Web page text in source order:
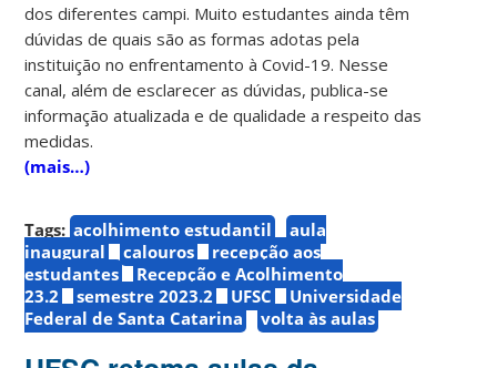
dos diferentes campi. Muito estudantes ainda têm
dúvidas de quais são as formas adotas pela
instituição no enfrentamento à Covid-19. Nesse
canal, além de esclarecer as dúvidas, publica-se
informação atualizada e de qualidade a respeito das
medidas.
(mais…)
Tags: acolhimento estudantil
aula
inaugural
calouros
recepção aos
estudantes
Recepção e Acolhimento
23.2
semestre 2023.2 UFSC
Universidade
Federal de Santa Catarina
volta às aulas